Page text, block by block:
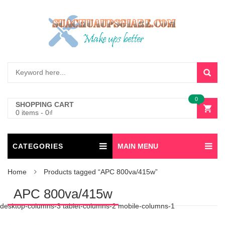
SHOPPING CART
0 items - 0₫
0
CATEGORIES MAIN MENU
Home Products tagged “APC 800va/415w”
APC 800va/415w
desktop-columns-3 tablet-columns-2 mobile-columns-1